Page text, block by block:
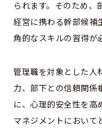
られます。そのため、
経営に携わる幹部候補
角的なスキルの習得が
管理職を対象とした人
力、部下との信頼関係
に、心理的安全性を高
マネジメントにおいて